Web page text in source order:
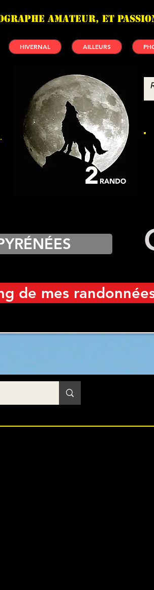
amateur, et
HIVERNAL AILLEURS
de mes